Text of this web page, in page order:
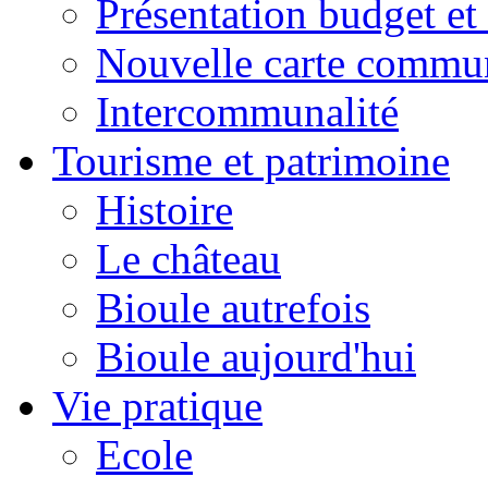
Présentation budget
Nouvelle carte
Intercommunalité
Tourisme et patrimoine
Histoire
Le château
Bioule autrefois
Bioule aujourd'hui
Vie pratique
Ecole